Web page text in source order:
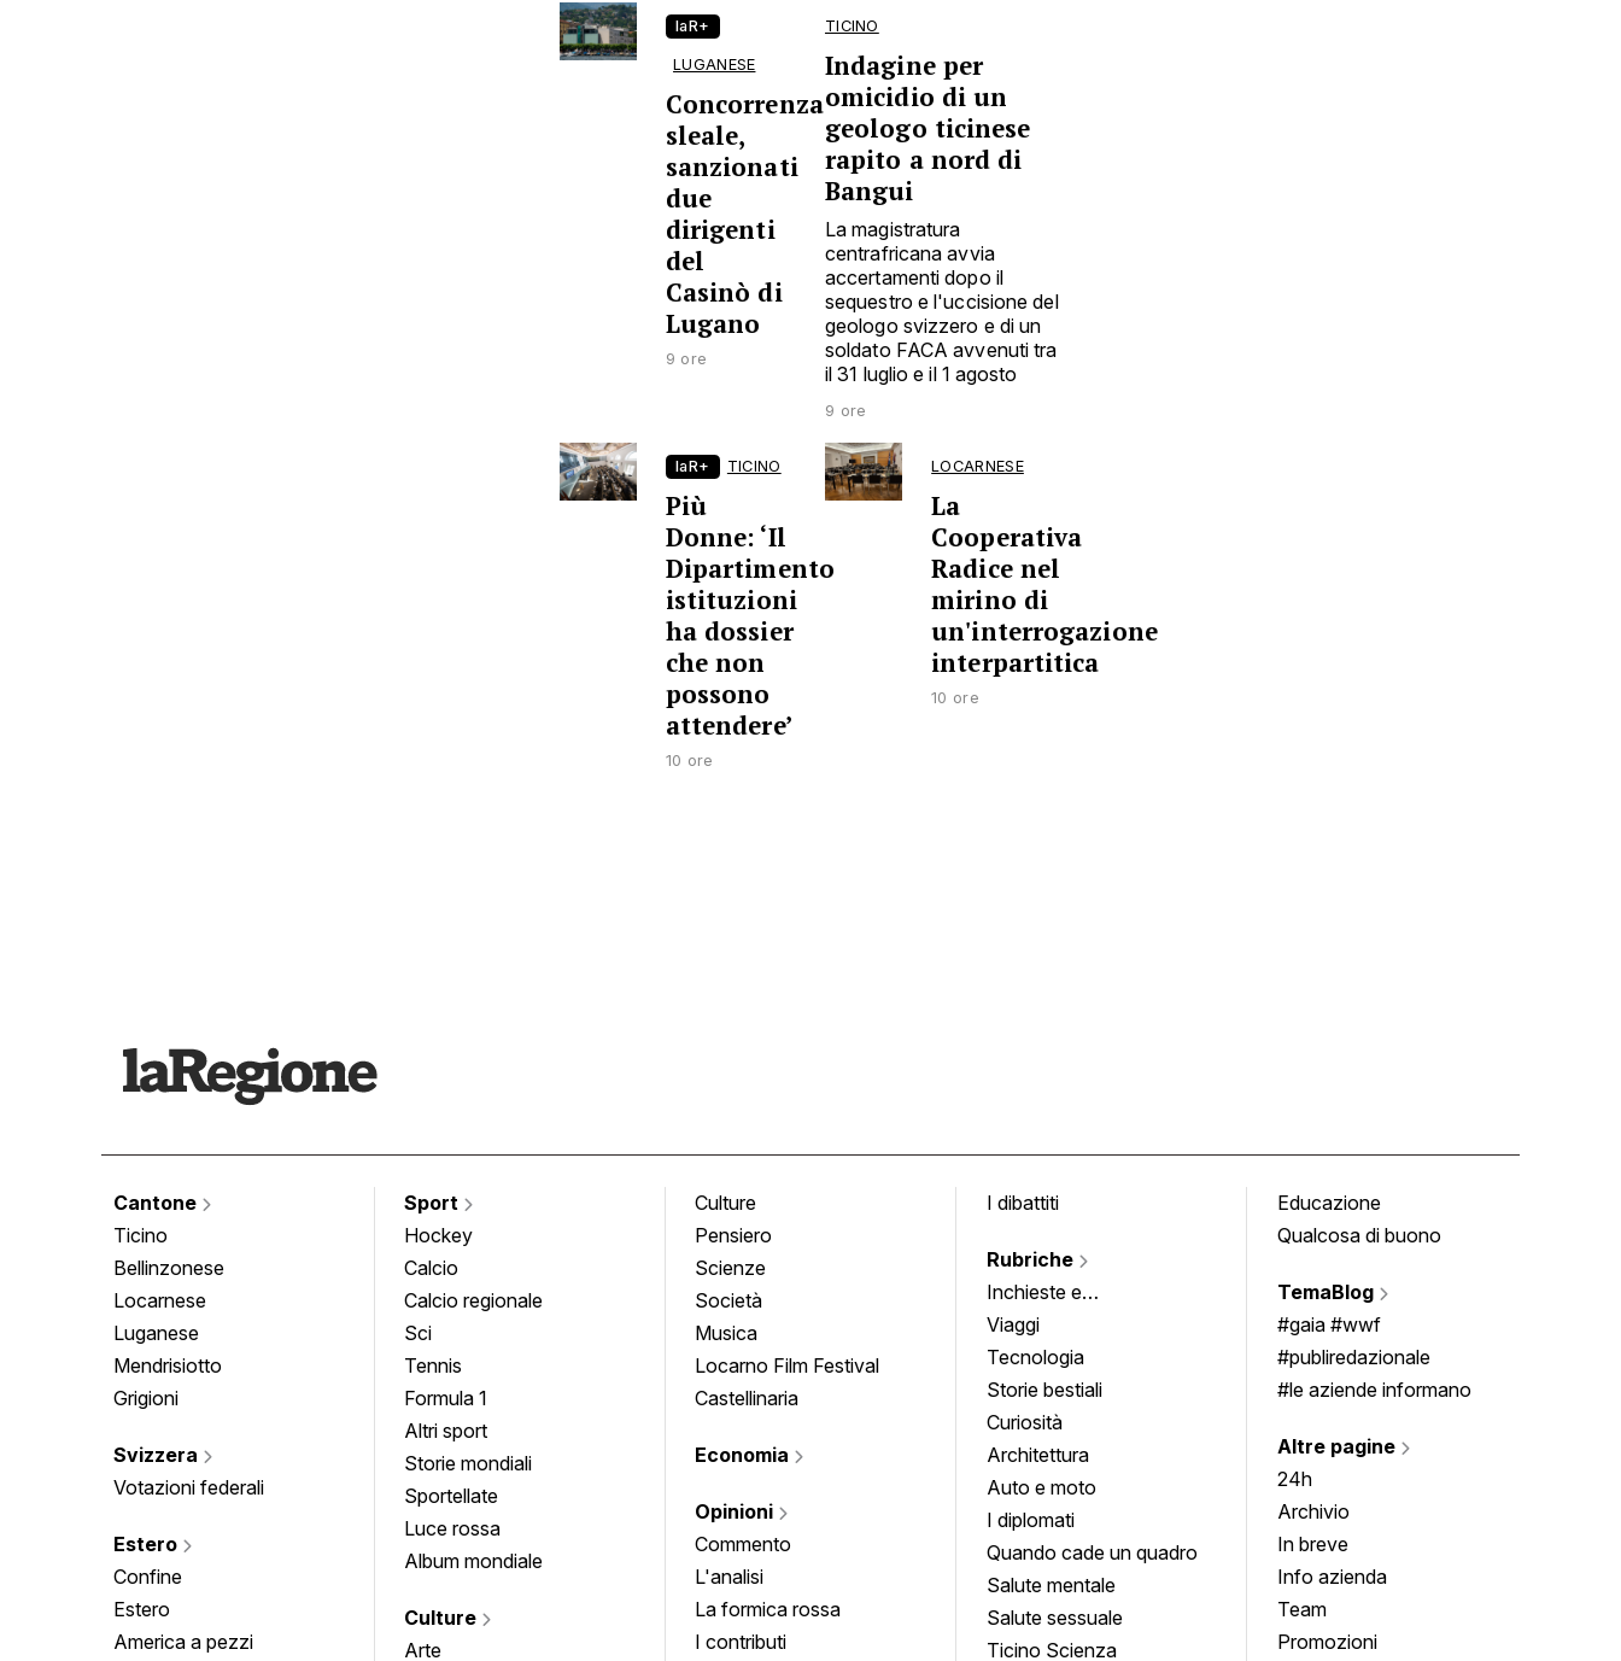
laR+
LUGANESE
Concorrenza
sleale,
sanzionati
due
dirigenti
del
Casinò di
Lugano
9 ore
TICINO
Indagine per
omicidio di un
geologo ticinese
rapito a nord di
Bangui
La magistratura
centrafricana avvia
accertamenti dopo il
sequestro e l'uccisione del
geologo svizzero e di un
soldato FACA avvenuti tra
il 31 luglio e il 1 agosto
9 ore
laR+ TICINO
Più
Donne: ‘Il
Dipartimento
istituzioni
ha dossier
che non
possono
attendere’
10 ore
LOCARNESE
La
Cooperativa
Radice nel
mirino di
un'interrogazione
interpartitica
10 ore
Cantone
Ticino
Bellinzonese
Locarnese
Luganese
Mendrisiotto
Grigioni
Svizzera
Votazioni federali
Estero
Confine
Estero
America a pezzi
Sport
Hockey
Calcio
Calcio regionale
Sci
Tennis
Formula 1
Altri sport
Storie mondiali
Sportellate
Luce rossa
Album mondiale
Culture
Arte
Culture
Pensiero
Scienze
Società
Musica
Locarno Film Festival
Castellinaria
Economia
Opinioni
Commento
L'analisi
La formica rossa
I contributi
I dibattiti
Rubriche
Inchieste e
approfondimenti
Viaggi
Tecnologia
Storie bestiali
Curiosità
Architettura
Auto e moto
I diplomati
Quando cade un quadro
Salute mentale
Salute sessuale
Ticino Scienza
Educazione
Qualcosa di buono
TemaBlog
#gaia #wwf
#publiredazionale
#le aziende informano
Altre pagine
24h
Archivio
In breve
Info azienda
Team
Promozioni